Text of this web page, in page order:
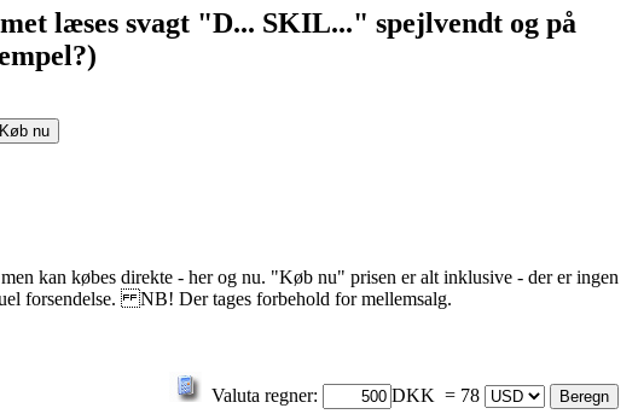
læses svagt "D... SKIL..." spejlvendt og på
kan købes direkte - her og nu. "Køb nu" prisen er alt inklusive - der er ingen
forsendelse. NB! Der tages forbehold for mellemsalg.
Valuta regner: DKK = 78